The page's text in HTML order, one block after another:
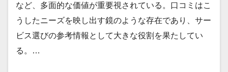
など、多面的な価値が重要視されている。口コミはこ
うしたニーズを映し出す鏡のような存在であり、サー
ビス選びの参考情報として大きな役割を果たしてい
る。…